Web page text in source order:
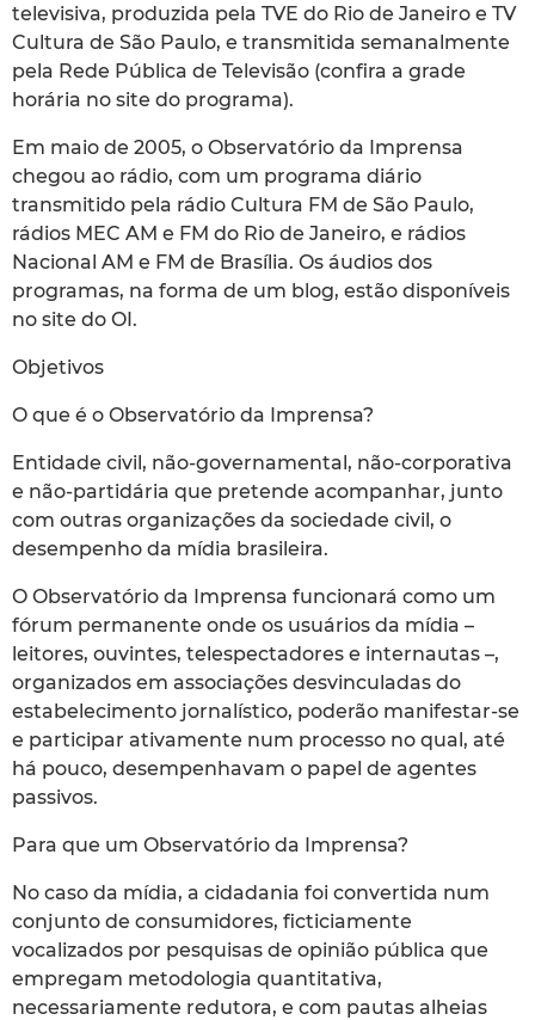
televisiva, produzida pela TVE do Rio de Janeiro e TV
Cultura de São Paulo, e transmitida semanalmente
pela Rede Pública de Televisão (confira a grade
horária no site do programa).
Em maio de 2005, o Observatório da Imprensa
chegou ao rádio, com um programa diário
transmitido pela rádio Cultura FM de São Paulo,
rádios MEC AM e FM do Rio de Janeiro, e rádios
Nacional AM e FM de Brasília. Os áudios dos
programas, na forma de um blog, estão disponíveis
no site do OI.
Objetivos
O que é o Observatório da Imprensa?
Entidade civil, não-governamental, não-corporativa
e não-partidária que pretende acompanhar, junto
com outras organizações da sociedade civil, o
desempenho da mídia brasileira.
O Observatório da Imprensa funcionará como um
fórum permanente onde os usuários da mídia –
leitores, ouvintes, telespectadores e internautas –,
organizados em associações desvinculadas do
estabelecimento jornalístico, poderão manifestar-se
e participar ativamente num processo no qual, até
há pouco, desempenhavam o papel de agentes
passivos.
Para que um Observatório da Imprensa?
No caso da mídia, a cidadania foi convertida num
conjunto de consumidores, ficticiamente
vocalizados por pesquisas de opinião pública que
empregam metodologia quantitativa,
necessariamente redutora, e com pautas alheias